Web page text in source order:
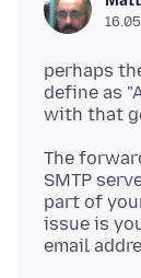
perhaps
define as
The
SMTP
part of
issue is